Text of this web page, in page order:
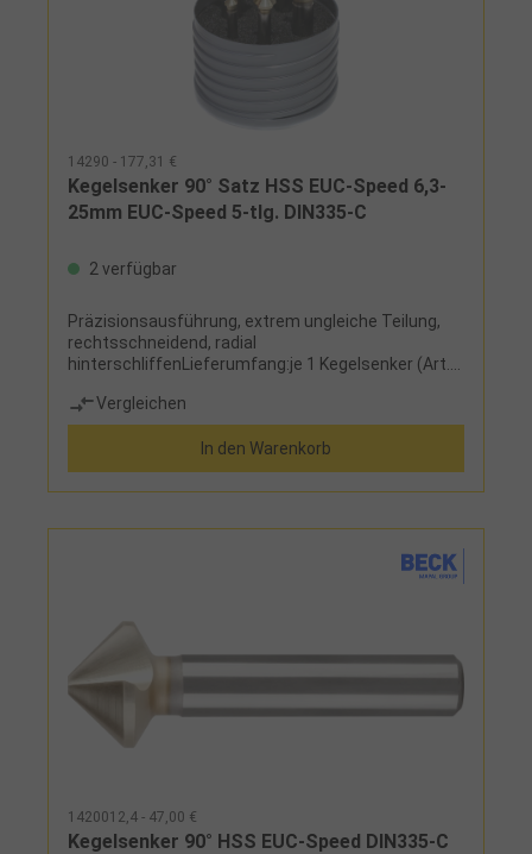
14290 - 177,31 €
Kegelsenker 90° Satz HSS EUC-Speed 6,3-
25mm EUC-Speed 5-tlg. DIN335-C
2 verfügbar
Präzisionsausführung, extrem ungleiche Teilung,
rechtsschneidend, radial
hinterschliffenLieferumfang:je 1 Kegelsenker (Art.-
Kunststoff-Runddose
Vergleichen
In den Warenkorb
1420012,4 - 47,00 €
Kegelsenker 90° HSS EUC-Speed DIN335-C